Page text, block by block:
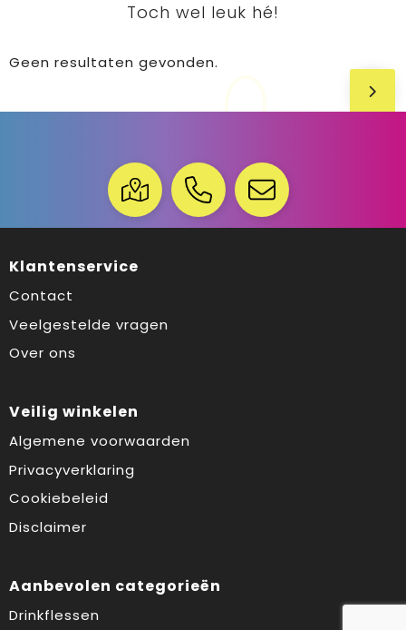
Toch wel leuk hé!
Geen resultaten gevonden.
Klantenservice
Contact
Veelgestelde vragen
Over ons
Veilig winkelen
Algemene voorwaarden
Privacyverklaring
Cookiebeleid
Disclaimer
Aanbevolen categorieën
Drinkflessen